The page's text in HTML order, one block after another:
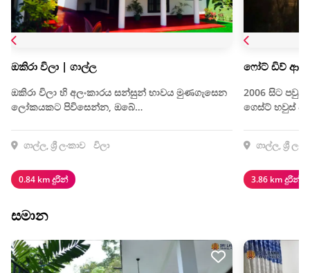
ඔකිරා විලා | ගාල්ල
ඔකිරා විලා හි අලංකාරය සන්සුන් භාවය මුණගැසෙන
ලෝකයකට පිවිසෙන්න, ඔබේ…
ගාල්ල, ශ්‍රී ලංකාව විලා
0.84 km දුරින්
ෆෝට් ඩිව්
2006 සිට
ගෙස්ට් හවුස්
ගාල්ල, ශ්‍රී
3.86 km දුරින්
සමාන